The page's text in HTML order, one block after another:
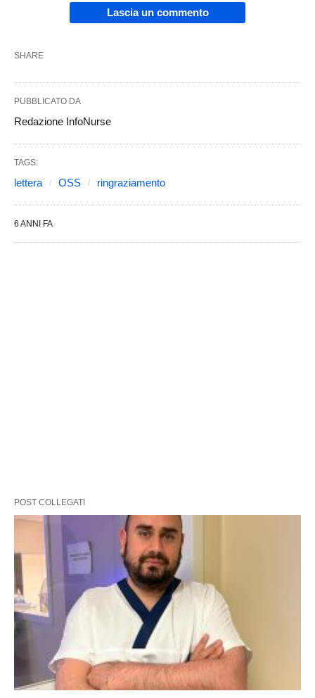
Lascia un commento
SHARE
PUBBLICATO DA
Redazione InfoNurse
TAGS:
lettera OSS ringraziamento
6 ANNI FA
POST COLLEGATI